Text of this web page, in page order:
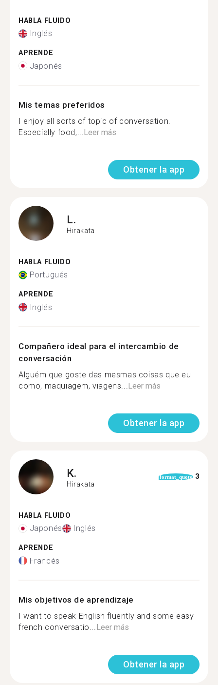
HABLA FLUIDO
Inglés
APRENDE
Japonés
Mis temas preferidos
I enjoy all sorts of topic of conversation.
Especially food,... Leer más
Obtener la app
L.
Hirakata
HABLA FLUIDO
Portugués
APRENDE
Inglés
Compañero ideal para el intercambio de
conversación
Alguém que goste das mesmas coisas que eu
como, maquiagem, viagens... Leer más
Obtener la app
K.
Hirakata
format_quote 3
HABLA FLUIDO
Japonés Inglés
APRENDE
Francés
Mis objetivos de aprendizaje
I want to speak English fluently and some easy
french conversatio... Leer más
Obtener la app